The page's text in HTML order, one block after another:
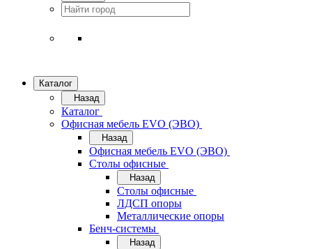
Каталог
Назад
Каталог
Офисная мебель EVO (ЭВО)
Назад
Офисная мебель EVO (ЭВО)
Cтолы офисные
Назад
Cтолы офисные
ЛДСП опоры
Металлические опоры
Бенч-системы
Назад